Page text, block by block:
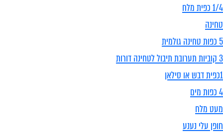
1/4 כפית מלח
טחינה
5 כפות טחינה גולמית
3 קוביות תערובת תיבול לטחינה דורות
1כפית דבש או סילאן
4 כפות מים
מעט מלח
חופן עלי נענע